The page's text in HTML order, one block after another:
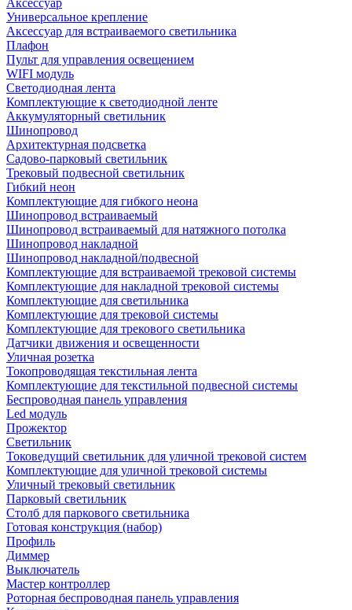
Аксессуар
Универсальное крепление
Аксессуар для встраиваемого светильника
Плафон
Пульт для управления освещением
WIFI модуль
Светодиодная лента
Комплектующие к светодиодной ленте
Аккумуляторный светильник
Шинопровод
Архитектурная подсветка
Садово-парковый светильник
Трековый подвесной светильник
Гибкий неон
Комплектующие для гибкого неона
Шинопровод встраиваемый
Шинопровод встраиваемый для натяжного потолка
Шинопровод накладной
Шинопровод накладной/подвесной
Комплектующие для встраиваемой трековой системы
Комплектующие для накладной трековой системы
Комплектующие для светильника
Комплектующие для трековой системы
Комплектующие для трекового светильника
Датчики движения и освещенности
Уличная розетка
Токопроводящая текстильная лента
Комплектующие для текстильной подвесной системы
Беспроводная панель управления
Led модуль
Прожектор
Светильник
Токоведущий светильник для уличной трековой систем
Комплектующие для уличной трековой системы
Уличный трековый светильник
Парковый светильник
Столб для паркового светильника
Готовая конструкция (набор)
Профиль
Диммер
Выключатель
Мастер контроллер
Роторная беспроводная панель управления